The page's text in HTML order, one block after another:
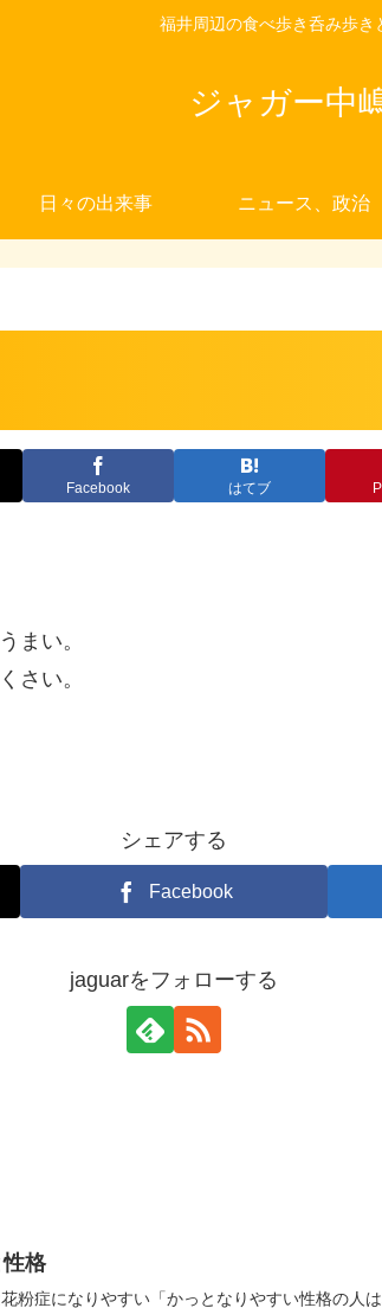
福井周辺の食べ歩き呑み歩
ジャガー中
日々の出来事 ニュース、政治
Facebook はてブ
まい。
さい。
シェアする
Facebook
jaguarをフォローする
格
粉症になりやすい「かっとなりやすい性格の人